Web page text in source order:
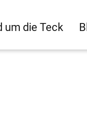
um die Teck